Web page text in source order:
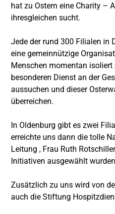
hat zu Ostern eine Charity –
ihresgleichen sucht.
Jede der rund 300 Filialen in
eine gemeinnützige
Menschen momentan
besonderen Dienst an der
aussuchen und dieser
überreichen.
In Oldenburg gibt es zwei
erreichte uns dann die tolle
Leitung , Frau Ruth
Initiativen ausgewählt
Zusätzlich zu uns wird von
auch die Stiftung